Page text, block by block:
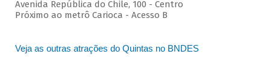
Avenida República do Chile, 100 - Centro
Próximo ao metrô Carioca - Acesso B
Veja as outras atrações do Quintas no BNDES